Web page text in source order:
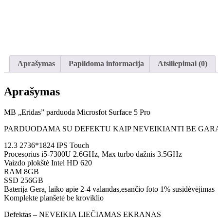
Aprašymas Papildoma informacija Atsiliepimai (0)
Aprašymas
MB „Eridas” parduoda Microsfot Surface 5 Pro
PARDUODAMA SU DEFEKTU KAIP NEVEIKIANTI BE
12.3 2736*1824 IPS Touch
Procesorius i5-7300U 2.6GHz, Max turbo dažnis 3.5GHz
Vaizdo plokštė Intel HD 620
RAM 8GB
SSD 256GB
Baterija Gera, laiko apie 2-4 valandas,esančio foto 1% susidėvėjimas
Komplekte planšetė be kroviklio
Defektas – NEVEIKIA LIEČIAMAS EKRANAS